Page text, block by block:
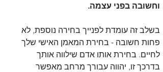
וחשובה בפני עצמה.
בשלב זה עומדת לפנייך בחירה נוספת, לא
פחות חשובה - בחירת המאמן האישי שלך
לחיים. בחירת אותו אדם שילווה אותך
בדרכך זו, יהווה עבורך מרחב מאפשר